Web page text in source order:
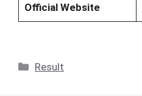
Official Website
Categories
Result